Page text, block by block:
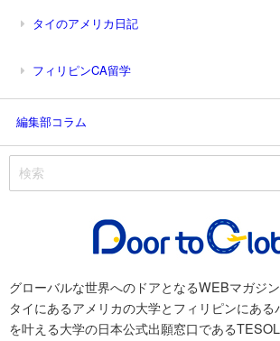
タイのアメリカ日記
フィリピンCA留学
編集部コラム
グローバルな世界へのドアとなるWEBマガジン
タイにあるアメリカの大学とフィリピンにあ
を叶える大学の日本公式出願窓口である